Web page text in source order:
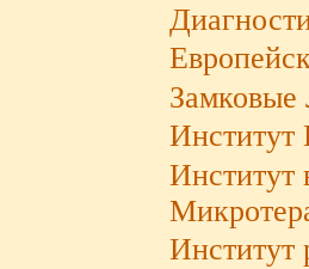
Замковые
Институт
Институт